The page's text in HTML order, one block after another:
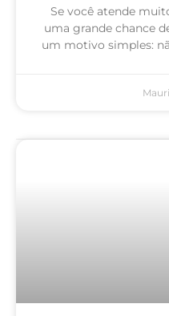
Se você atende
uma grande chance
um motivo simples: